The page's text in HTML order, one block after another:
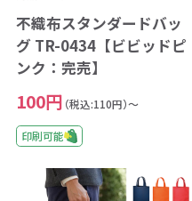
不織布スタンダードバッ
グ TR-0434【ビビッドピ
ンク：完売】
100円 （税込:110円）～
印刷可能